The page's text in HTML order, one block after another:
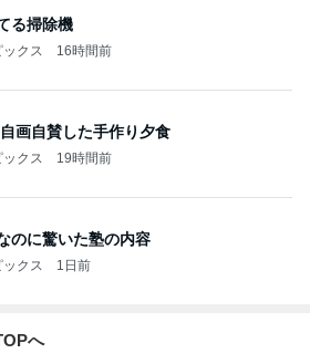
る掃除機
クス 16時間前
画自賛した手作り夕食
クス 19時間前
のに驚いた塾の内容
クス 1日前
へ